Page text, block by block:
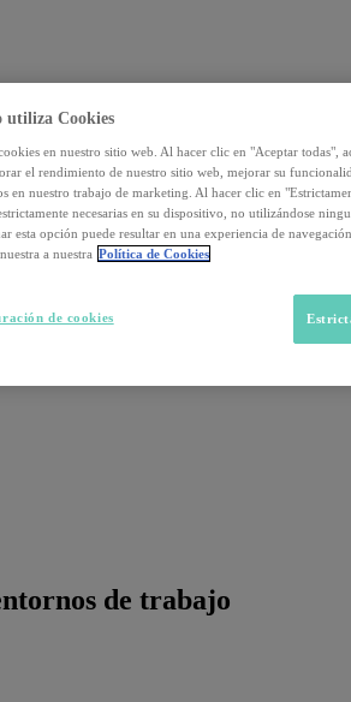
de trabajo
utiliza Cookies
en nuestro sitio web. Al hacer clic en "Aceptar todas",
el rendimiento de nuestro sitio web, mejorar su
en nuestro trabajo de marketing. Al hacer clic en
necesarias en su dispositivo, no utilizándose
esta opción puede resultar en una experiencia de
a nuestra Política de Cookies
de cookies